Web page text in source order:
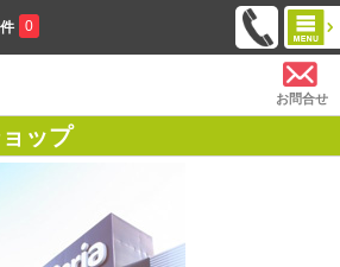
0
お問合せ
ップ